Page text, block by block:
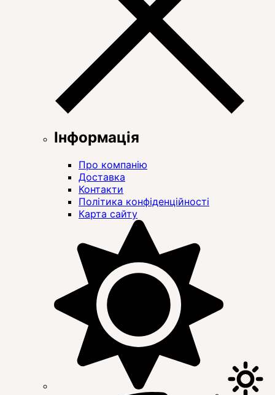
Інформація
Про компанію
Доставка
Контакти
Політика конфіденційності
Карта сайту